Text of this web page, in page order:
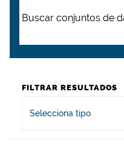
FILTRAR RESULTADOS
Selecciona tipo